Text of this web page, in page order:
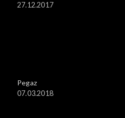
27.12.2017
Pegaz
07.03.2018